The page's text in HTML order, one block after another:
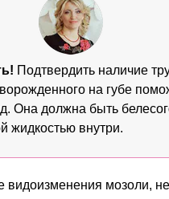
Подтвердить наличие
на губе
Она должна быть
жидкостью внутри.
видоизменения мозоли, не